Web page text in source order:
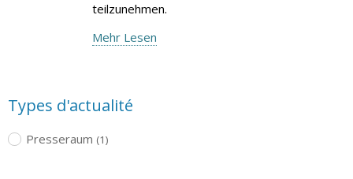
teilzunehmen.
Mehr Lesen
Types d'actualité
Presseraum (1)